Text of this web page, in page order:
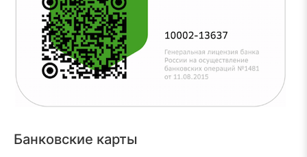
Банковские карты